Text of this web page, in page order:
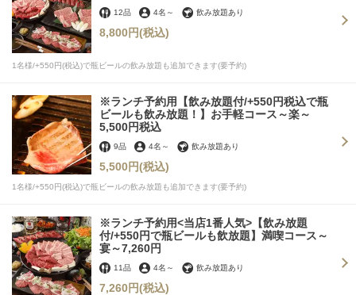
12品 4名 ～ 飲み放題あり
8,800円(税込)
1名様/+550円(税込)で瓶ビールの飲み放題も追加できます(要予約)
※ランチ予約用【飲み放題付/+550円税込で瓶
ビールも飲み放題！】お手軽コース～楽～
5,500円税込
9品 4名 ～ 飲み放題あり
5,500円(税込)
1名様/+550円(税込)で瓶ビールの飲み放題も追加できます(要予約)
※ランチ予約用<当店1番人気>【飲み放題
付/+550円で瓶ビールも飲放題】満喫コース～
宴～7,260円
11品 4名 ～ 飲み放題あり
7,260円(税込)
この店舗情報をシェアする
【誕生日】前日までのご予約限定！ご注文頂いたお肉に花
火・バースデープレートを付けてお祝い♪ | 近江牛焼肉と肉
神奈川県藤沢市辻堂１-４-２８ ハイペリオン湘南 B棟2階
https://hyakuichiya.owst.jp/coupons/183084114
お店情報をコピー